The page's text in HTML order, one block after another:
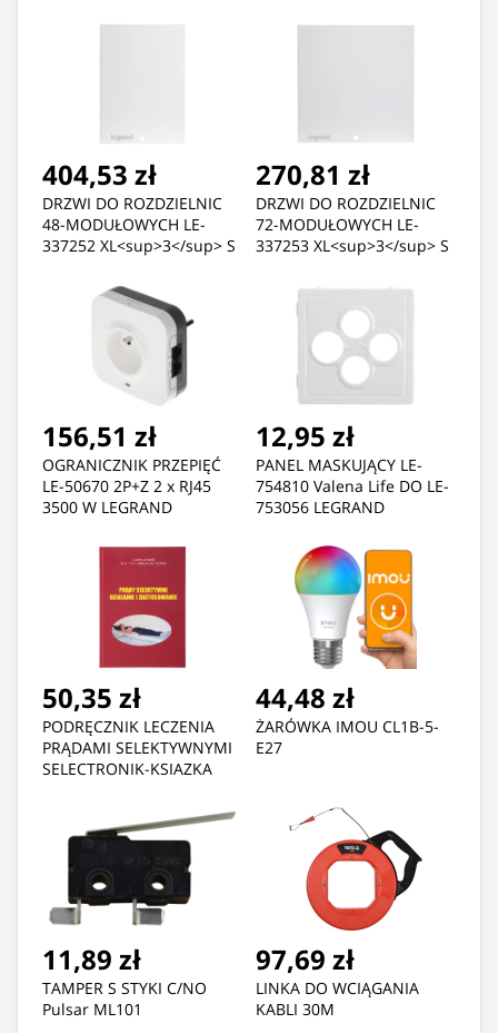
404,53 zł
DRZWI DO ROZDZIELNIC
48-MODUŁOWYCH LE-
337252 XL<sup>3</sup> S
270,81 zł
DRZWI DO ROZDZIELNIC
72-MODUŁOWYCH LE-
337253 XL<sup>3</sup> S
156,51 zł
OGRANICZNIK PRZEPIĘĆ
LE-50670 2P+Z 2 x RJ45
3500 W LEGRAND
12,95 zł
PANEL MASKUJĄCY LE-
754810 Valena Life DO LE-
753056 LEGRAND
50,35 zł
PODRĘCZNIK LECZENIA
PRĄDAMI SELEKTYWNYMI
SELECTRONIK-KSIAZKA
44,48 zł
ŻARÓWKA IMOU CL1B-5-
E27
11,89 zł
TAMPER S STYKI C/NO
Pulsar ML101
97,69 zł
LINKA DO WCIĄGANIA
KABLI 30M